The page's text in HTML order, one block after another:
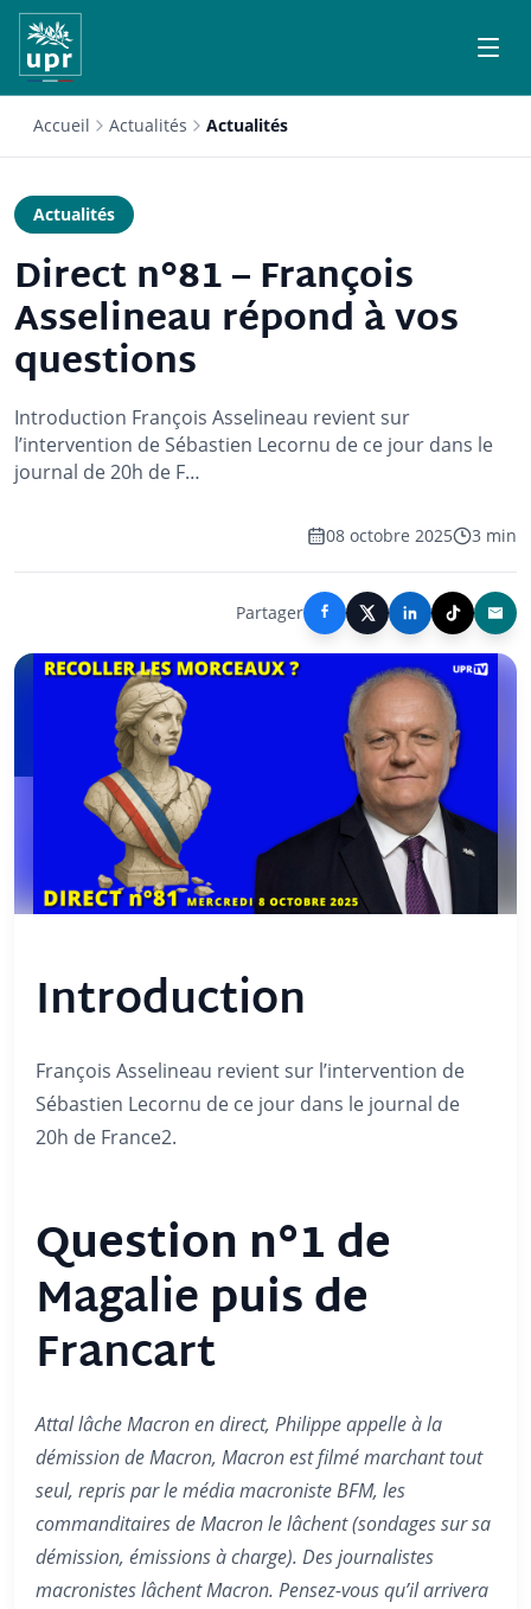
Accueil Actualités Actualités
Actualités
Direct n°81 – François
Asselineau répond à vos
questions
Introduction François Asselineau revient sur
l’intervention de Sébastien Lecornu de ce jour dans le
journal de 20h de F…
08 octobre 2025 3 min
Partager
Introduction
François Asselineau revient sur l’intervention de
Sébastien Lecornu de ce jour dans le journal de
20h de France2.
Question n°1 de
Magalie puis de
Francart
Attal lâche Macron en direct, Philippe appelle à la
démission de Macron, Macron est filmé marchant tout
seul, repris par le média macroniste BFM, les
commanditaires de Macron le lâchent (sondages sur sa
démission, émissions à charge). Des journalistes
macronistes lâchent Macron. Pensez-vous qu’il arrivera